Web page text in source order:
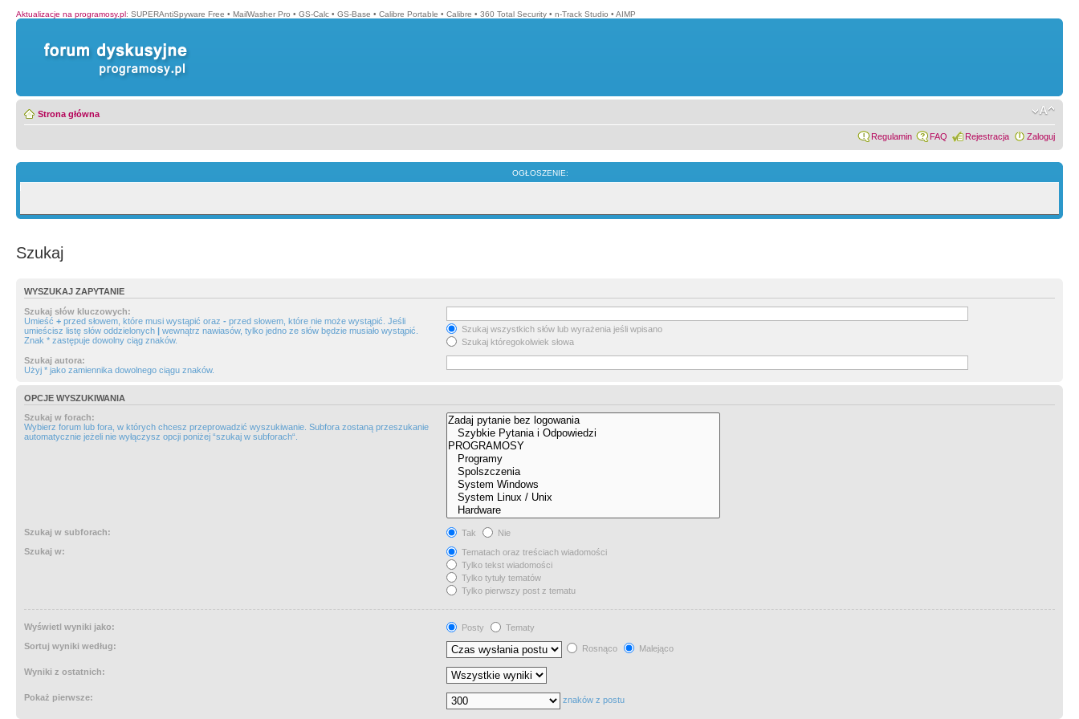
Aktualizacje na programosy.pl: SUPERAntiSpyware Free • MailWasher Pro • GS-Calc • GS-Base • Calibre Portable • Calibre • 360 Total Security • n-Track Studio • AIMP
Strona główna
Regulamin FAQ Rejestracja Zaloguj
OGŁOSZENIE:
Szukaj
WYSZUKAJ ZAPYTANIE
Szukaj słów kluczowych:
Umieść + przed słowem, które musi wystąpić oraz - przed słowem, które nie może wystąpić. Jeśli
umieścisz listę słów oddzielonych | wewnątrz nawiasów, tylko jedno ze słów będzie musiało wystąpić.
Znak * zastępuje dowolny ciąg znaków.
Szukaj wszystkich słów lub wyrażenia jeśli wpisano
Szukaj któregokolwiek słowa
Szukaj autora:
Użyj * jako zamiennika dowolnego ciągu znaków.
OPCJE WYSZUKIWANIA
Szukaj w forach:
Wybierz forum lub fora, w których chcesz przeprowadzić wyszukiwanie. Subfora zostaną przeszukanie
automatycznie jeżeli nie wyłączysz opcji poniżej “szukaj w subforach“.
Szukaj w subforach: Tak
Nie
Szukaj w:
Tematach oraz treściach wiadomości
Tylko tekst wiadomości
Tylko tytuły tematów
Tylko pierwszy post z tematu
Wyświetl wyniki jako: Posty
Tematy
Sortuj wyniki według:
Rosnąco Malejąco
Wyniki z ostatnich:
Pokaż pierwsze: znaków z postu